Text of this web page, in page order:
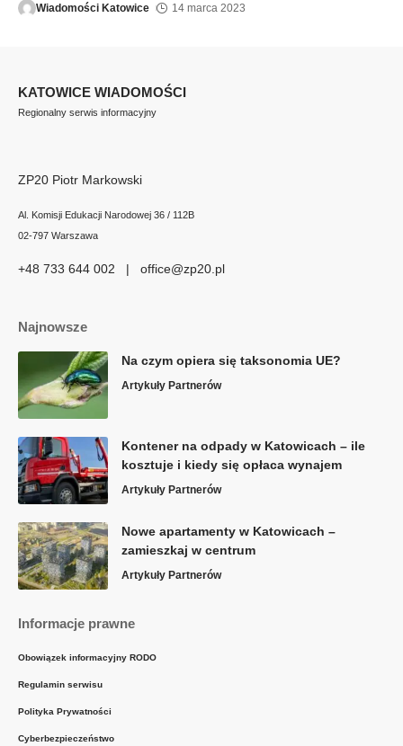
Wiadomości Katowice 14 marca 2023
KATOWICE WIADOMOŚCI
Regionalny serwis informacyjny
ZP20 Piotr Markowski
Al. Komisji Edukacji Narodowej 36 / 112B
02-797 Warszawa
+48 733 644 002 | office@zp20.pl
Najnowsze
Na czym opiera się taksonomia UE?
Artykuły Partnerów
Kontener na odpady w Katowicach – ile
kosztuje i kiedy się opłaca wynajem
Artykuły Partnerów
Nowe apartamenty w Katowicach –
zamieszkaj w centrum
Artykuły Partnerów
Informacje prawne
Obowiązek informacyjny RODO
Regulamin serwisu
Polityka Prywatności
Cyberbezpieczeństwo